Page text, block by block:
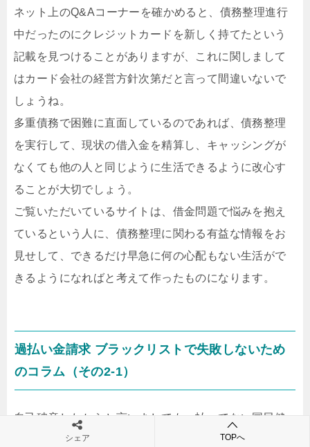
ネット上のQ&Aコーナーを確かめると、債務整理進行
中だったのにクレジットカードを新しく持てたという
記載を見つけることがありますが、これに関しまして
はカード会社の経営方針次第だと言って間違いないで
しょうね。
多重債務で困難に直面しているのであれば、債務整理
を実行して、現状の借入金を精算し、キャッシングが
なくても他の人と同じように生活できるように改心す
ることが大切でしょう。
ご覧いただいているサイトは、借金問題で悩みを抱え
ているという人に、債務整理に関わる有益な情報をお
見せして、できるだけ早急に何の心配もない生活がで
きるようになればと考えて作ったものになります。
過払い金請求 ブラックリストで失敗しないため
のコラム（その2-1）
自己破産したからと言いましても、払ってない国民健
康保険であるとか税金に関しましては、免責されるこ
シェア TOPへ